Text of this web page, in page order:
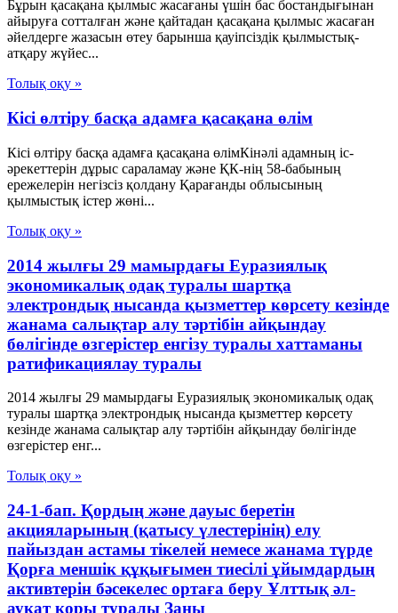
Бұрын қасақана қылмыс жасағаны үшін бас бостандығынан
айыруға сотталған және қайтадан қасақана қылмыс жасаған
әйелдерге жазасын өтеу барынша қауіпсіздік қылмыстық-
атқару жүйес...
Толық оқу »
Кісі өлтіру басқа адамға қасақана өлім
Кісі өлтіру басқа адамға қасақана өлімКінәлі адамның іс-
әрекеттерін дұрыс сараламау және ҚК-нің 58-бабының
ережелерін негізсіз қолдану Қарағанды облысының
қылмыстық істер жөні...
Толық оқу »
2014 жылғы 29 мамырдағы Еуразиялық
экономикалық одақ туралы шартқа
электрондық нысанда қызметтер көрсету кезінде
жанама салықтар алу тәртібін айқындау
бөлігінде өзгерістер енгізу туралы хаттаманы
ратификациялау туралы
2014 жылғы 29 мамырдағы Еуразиялық экономикалық одақ
туралы шартқа электрондық нысанда қызметтер көрсету
кезінде жанама салықтар алу тәртібін айқындау бөлігінде
өзгерістер енг...
Толық оқу »
24-1-бап. Қордың және дауыс беретін
акцияларының (қатысу үлестерінің) елу
пайыздан астамы тікелей немесе жанама түрде
Қорға меншік құқығымен тиесілі ұйымдардың
активтерін бәсекелес ортаға беру Ұлттық әл-
ауқат қоры туралы Заңы